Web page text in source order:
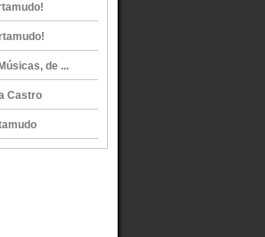
de ...
Castro